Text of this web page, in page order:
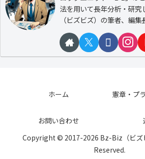
法を用いて長年分析・研究
（ビズビズ）の筆者、編集
ホーム
憲章・プ
お問い合わせ
Copyright © 2017-2026 Bz-Biz（ビズ
Reserved.